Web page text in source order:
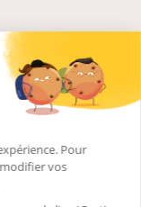
Pour
vos